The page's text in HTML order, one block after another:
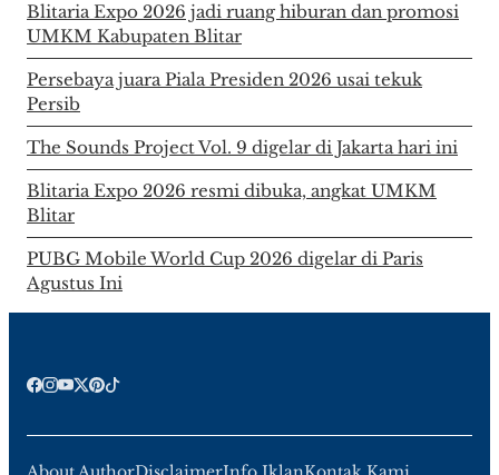
Blitaria Expo 2026 jadi ruang hiburan dan promosi
UMKM Kabupaten Blitar
Persebaya juara Piala Presiden 2026 usai tekuk
Persib
The Sounds Project Vol. 9 digelar di Jakarta hari ini
Blitaria Expo 2026 resmi dibuka, angkat UMKM
Blitar
PUBG Mobile World Cup 2026 digelar di Paris
Agustus Ini